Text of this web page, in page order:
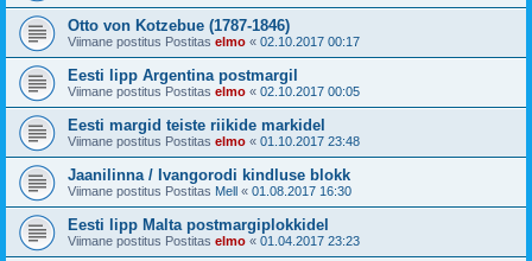
Otto von Kotzebue (1787-1846)
Viimane postitus Postitas elmo « 02.10.2017 00:17
Eesti lipp Argentina postmargil
Viimane postitus Postitas elmo « 02.10.2017 00:05
Eesti margid teiste riikide markidel
Viimane postitus Postitas elmo « 01.10.2017 23:48
Jaanilinna / Ivangorodi kindluse blokk
Viimane postitus Postitas Mell « 01.08.2017 16:30
Eesti lipp Malta postmargiplokkidel
Viimane postitus Postitas elmo « 01.04.2017 23:23